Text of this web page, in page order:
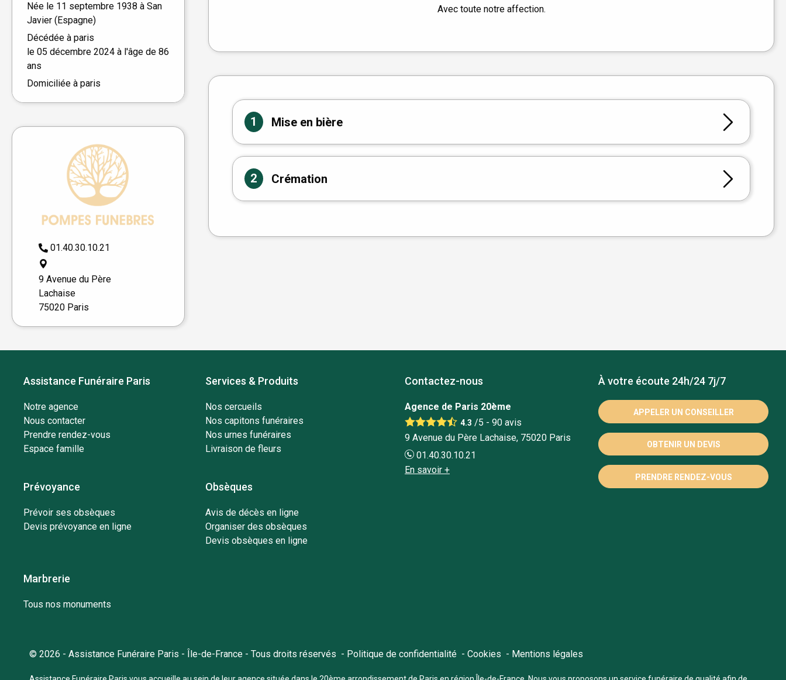
Née le 11 septembre 1938 à San
Javier (Espagne)
Décédée à paris
le 05 décembre 2024 à l'âge de 86
ans
Domiciliée à paris
01.40.30.10.21
9 Avenue du Père
Lachaise
75020 Paris
Avec toute notre affection.
1 Mise en bière
2 Crémation
Assistance Funéraire Paris
Notre agence
Nous contacter
Prendre rendez-vous
Espace famille
Services & Produits
Nos cercueils
Nos capitons funéraires
Nos urnes funéraires
Livraison de fleurs
Prévoyance
Prévoir ses obsèques
Devis prévoyance en ligne
Obsèques
Avis de décès en ligne
Organiser des obsèques
Devis obsèques en ligne
Marbrerie
Tous nos monuments
Contactez-nous
Agence de Paris 20ème
4.3 /5 - 90 avis
9 Avenue du Père Lachaise, 75020 Paris
01.40.30.10.21
En savoir +
À votre écoute 24h/24 7j/7
APPELER UN CONSEILLER
OBTENIR UN DEVIS
PRENDRE RENDEZ-VOUS
© 2026 - Assistance Funéraire Paris - Île-de-France - Tous droits réservés Politique de confidentialité Cookies Mentions légales